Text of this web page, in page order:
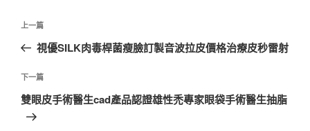
文
導
覽
上
一
文
章
上一篇
視優SILK肉毒桿菌瘦臉訂製音波拉皮價格治療皮秒雷射
下
一
下一篇
雙眼皮手術醫生cad產品認證雄性禿專家眼袋手術醫生抽脂